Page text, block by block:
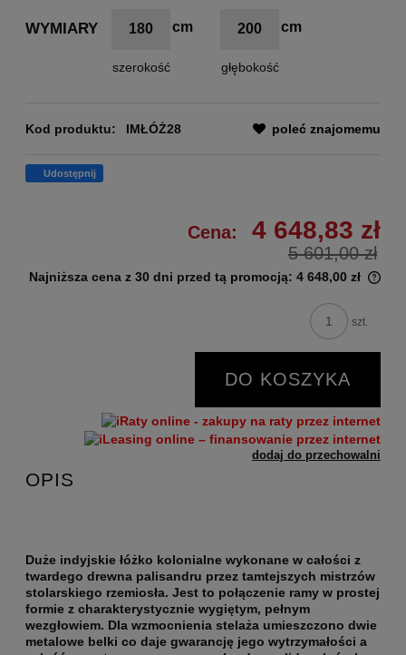
WYMIARY 180
szerokość
200
głębokość
Kod produktu: IMŁÓŻ28 poleć znajomemu
Udostępnij
Cena: 4 648,83 zł
5 601,00 zł
Najniższa cena z 30 dni przed tą promocją: 4 648,00 zł
szt.
DO KOSZYKA
dodaj do przechowalni
OPIS
Duże indyjskie łóżko kolonialne wykonane w całości z
twardego drewna palisandru przez tamtejszych mistrzów
stolarskiego rzemiosła. Jest to połączenie ramy w prostej
formie z charakterystycznie wygiętym, pełnym
wezgłowiem. Dla wzmocnienia stelaża umieszczono dwie
metalowe belki co daje gwarancję jego wytrzymałości a